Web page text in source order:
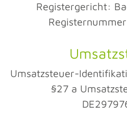
Registergericht:
Umsatzsteuer-
§27 a